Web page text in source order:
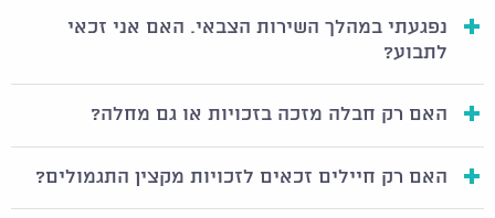
מעת שחרור התובע מהשירות.
בכל מקרה, אם אתם חושדים שנפלתם קורבן לטיפול
רפואי רשלני בצבא, חשוב לא להתמהמה, אלא לפנות
בהקדם לייעוץ משפטי מתאים, על מנת שלא לחרוג
מתקופת ההתיישנות.
נפגעתי במהלך השירות הצבאי. האם אני זכאי
לתבוע?
האם רק חבלה מזכה בזכויות או גם מחלה?
האם רק חיילים זכאים לזכויות מקצין התגמולים?